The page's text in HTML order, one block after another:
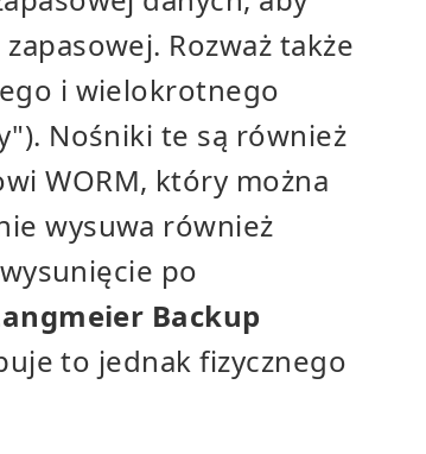
Rozważ także
i wielokrotnego
Nośniki te są również
WORM, który można
wysuwa również
po
Backup
to jednak fizycznego